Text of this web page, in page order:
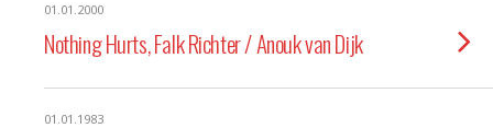
01.01.2000
Nothing Hurts, Falk Richter / Anouk van Dijk
01.01.1983